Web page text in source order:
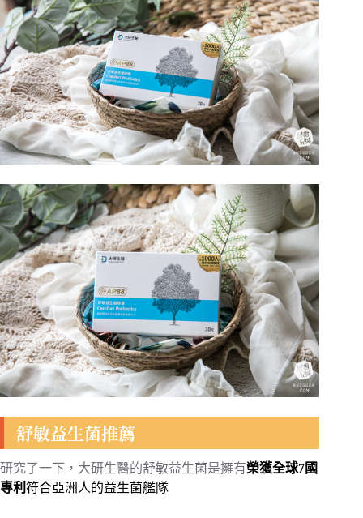
舒敏益生菌推薦
研究了一下，大研生醫的舒敏益生菌是擁有榮獲全球7國
專利 符合亞洲人的益生菌艦隊